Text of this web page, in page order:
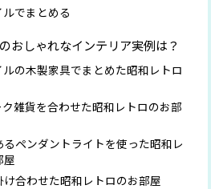
でまとめる
おしゃれなインテリア実例は？
ルの木製家具でまとめた昭和レトロ
ク雑貨を合わせた昭和レトロのお部
るペンダントライトを使った昭和レ
屋
け合わせた昭和レトロのお部屋